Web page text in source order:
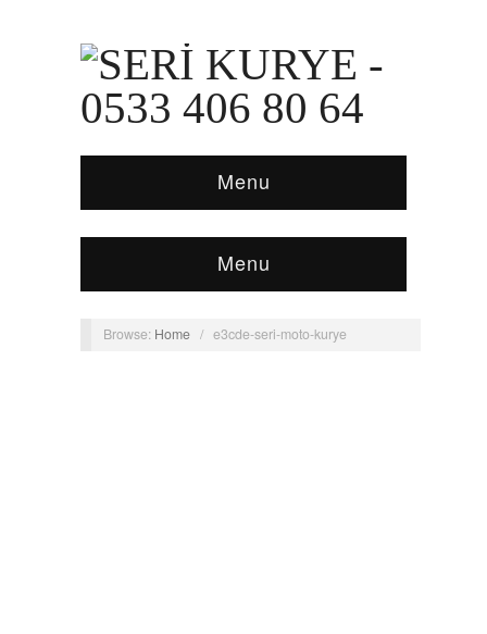
Menu
Menu
Browse: Home / e3cde-seri-moto-kurye